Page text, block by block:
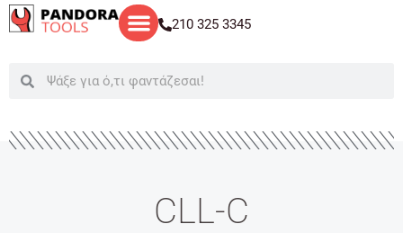
Μετάβαση
στο
210 325 3345
SearchSearch
CLL-C